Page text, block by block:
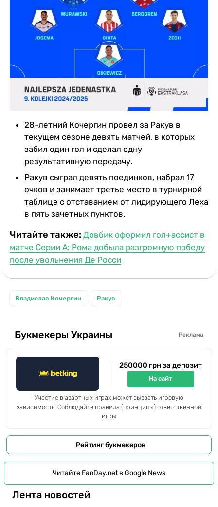
28-летний Кочергин провел за Ракув в
текущем сезоне девять матчей, в которых
забил один гол и сделал одну
результативную передачу.
Ракув сыграл девять поединков, набрал 17
очков и занимает третье место в турнирной
таблице с отставанием от лидирующего Леха
в пять зачетных пунктов.
Читайте также: Довбик оформил гол+ассист в
матче Серии А: Рома добыла разгромную победу
после увольнения Де Росси
Владислав Кочергин Ракув
Букмекеры Украины Реклама
250000 грн за депозит
На сайт
Участие в азартных играх может вызвать игровую
зависимость. Соблюдайте правила (принципы) ответственной
игры
Рейтинг букмекеров
Читайте FanDay.net в Google News
Лента новостей